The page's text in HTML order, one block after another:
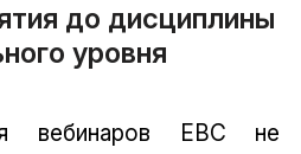
до дисциплины
уровня
вебинаров EBC не